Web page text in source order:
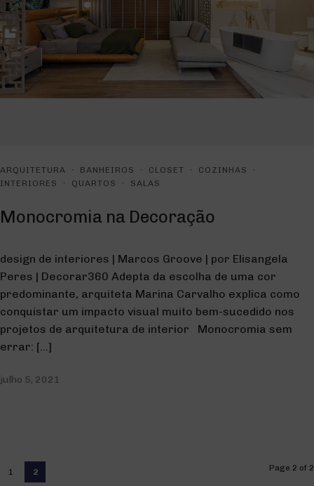
ARQUITETURA · BANHEIROS · CLOSET · COZINHAS ·
INTERIORES · QUARTOS · SALAS
Monocromia na Decoração
design de interiores | Marcos Groove | por Elisangela
Peres | Decorar360 Adepta da escolha de uma cor
predominante, arquiteta Marina Carvalho explica como
conquistar um impacto visual muito bem-sucedido nos
projetos de arquitetura de interior Monocromia sem
errar: […]
julho 5, 2021
1 2 Page 2 of 2